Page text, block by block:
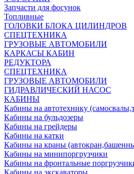
Запчасти для фосунок
Топливные
ГОЛОВКИ БЛОКА ЦИЛИНДРОВ
СПЕЦТЕХНИКА
ГРУЗОВЫЕ АВТОМОБИЛИ
КАРКАСЫ КАБИН
РЕДУКТОРА
СПЕЦТЕХНИКА
ГРУЗОВЫЕ АВТОМОБИЛИ
ГИДРАВЛИЧЕСКИЙ НАСОС
КАБИНЫ
Кабины на автотехнику
Кабины на бульдозеры
Кабины на грейдеры
Кабины на катки
Кабины на краны
Кабины на минипоргрузчики
Кабины на фронтальные
Кабины на экскаваторы